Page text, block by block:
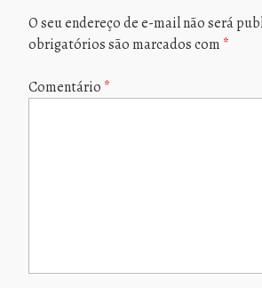
O seu endereço de e-mail não será
obrigatórios são marcados com *
Comentário *